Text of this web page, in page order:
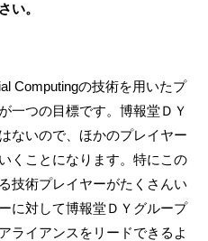
い。
Computingの技術を用いたプ
一つの目標です。博報堂ＤＹ
ないので、ほかのプレイヤー
くことになります。特にこの
技術プレイヤーがたくさんい
に対して博報堂ＤＹグループ
ライアンスをリードできるよ